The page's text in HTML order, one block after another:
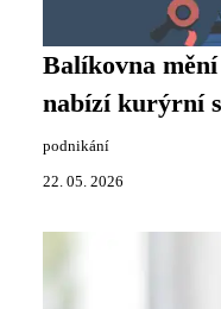
Balíkovna
nabízí kurýrní
podnikání
22. 05. 2026